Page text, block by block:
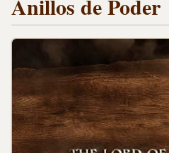
Anillos de Poder